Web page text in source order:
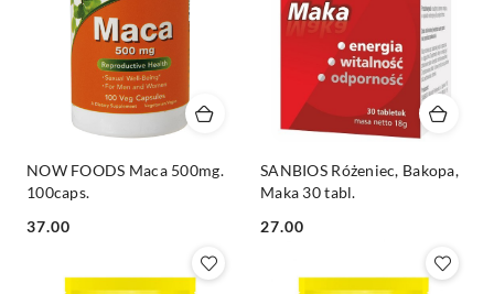
NOW FOODS Maca 500mg.
100caps.
Cena:
37.00
SANBIOS Różeniec, Bakopa,
Maka 30 tabl.
Cena:
27.00